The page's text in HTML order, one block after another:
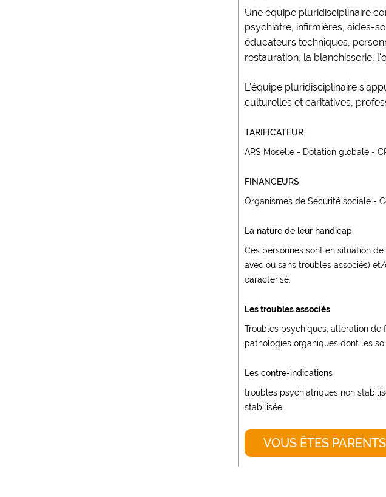
Une équipe pluridisciplinaire
psychiatre, infirmières, aides-
éducateurs techniques,
restauration, la blanchisserie,
L'équipe pluridisciplinaire
culturelles et caritatives,
TARIFICATEUR
ARS Moselle - Dotation globale -
FINANCEURS
Organismes de Sécurité sociale -
La nature de leur handicap
Ces personnes sont en situation
avec ou sans troubles associés)
caractérisé.
Les troubles associés
Troubles psychiques, altération
pathologies organiques dont les
Les contre-indications
troubles psychiatriques non
stabilisée.
VOUS ÊTES